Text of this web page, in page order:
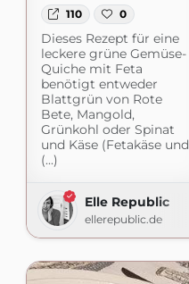
110 0
Dieses Rezept für eine
leckere grüne Gemüse-
Quiche mit Feta
benötigt entweder
Blattgrün von Rote
Bete, Mangold,
Grünkohl oder Spinat
und Käse (Fetakäse und
(...)
Elle Republic
ellerepublic.de